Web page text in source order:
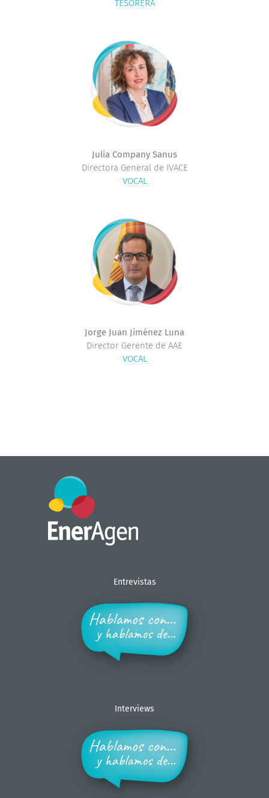
TESORERA
Julia Company Sanus
Directora General de IVACE
VOCAL
Jorge Juan Jiménez Luna
Director Gerente de AAE
VOCAL
Entrevistas
Interviews